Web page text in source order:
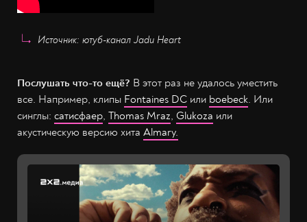
Источник: ютуб-канал Jadu Heart
Послушать что-то ещё? В этот раз не удалось уместить
все. Например, клипы Fontaines DC или boebeck. Или
синглы: сатисфаер, Thomas Mraz, Glukoza или
акустическую версию хита Almary.